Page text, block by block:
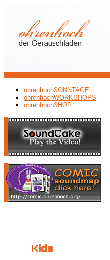
ohrenhochSONNTAGE
ohrenhochWORKSHOPS
ohrenhochSHOP
Kids